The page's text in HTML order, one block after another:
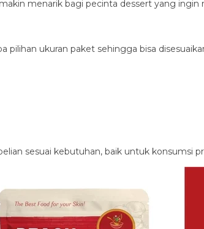
menarik bagi pecinta dessert yang ingin
pilihan ukuran paket sehingga bisa
sesuai kebutuhan, baik untuk konsumsi